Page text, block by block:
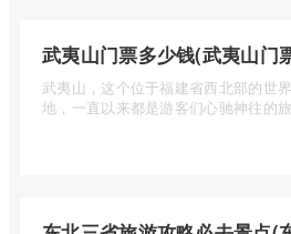
武夷山门票多少钱(武夷山门
武夷山，这个位于福建省西北部的世
地，一直以来都是游客们心驰神往的